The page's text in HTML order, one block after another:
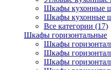
Шкафы кухонные
Шкафы кухонные
Все категории (17)
Шкафы горизонтальные
Шкафы
Шкафы
Шкафы